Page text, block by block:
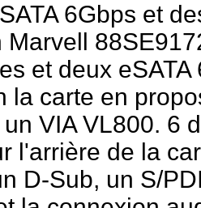
6Gbps et
et deux
la carte en
VIA VL800. 6
l'arrière de la
D-Sub, un S/